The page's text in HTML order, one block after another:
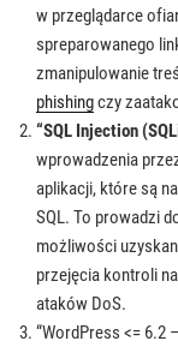
w przeglądarce
spreparowanego
zmanipulowanie
phishingczy
“SQL Injection
wprowadzenia
aplikacji, które są
SQL. To prowadzi
możliwości
przejęcia kontroli
ataków DoS.
“WordPress <= 6.2